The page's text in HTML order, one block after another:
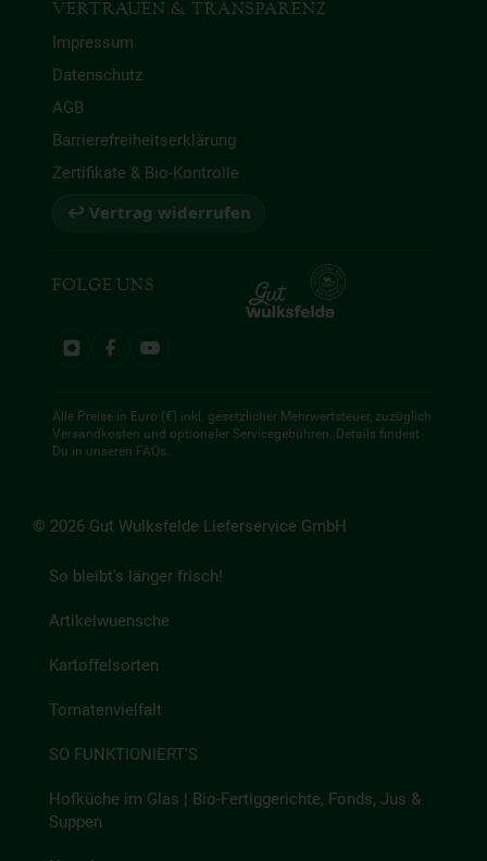
VERTRAUEN & TRANSPARENZ
Impressum
Datenschutz
AGB
Barrierefreiheitserklärung
Zertifikate & Bio-Kontrolle
↩ Vertrag widerrufen
FOLGE UNS
Alle Preise in Euro (€) inkl. gesetzlicher Mehrwertsteuer, zuzüglich
Versandkosten und optionaler Servicegebühren. Details findest
Du in unseren FAQs
© 2026 Gut Wulksfelde Lieferservice GmbH
So bleibt's länger frisch!
Artikelwuensche
Kartoffelsorten
Tomatenvielfalt
SO FUNKTIONIERT'S
Hofküche im Glas | Bio-Fertiggerichte, Fonds, Jus &
Suppen